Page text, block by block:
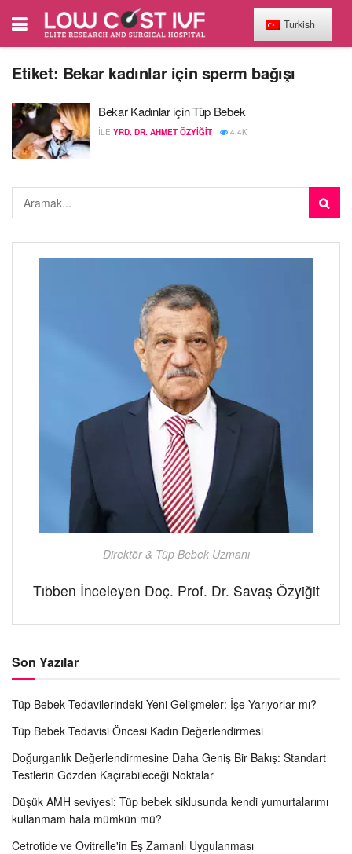
Etiket: Bekar kadınlar için sperm bağışı
Bekar Kadınlar için Tüp Bebek
ILE YRD. DR. AHMET ÖZYIĞIT 4,4K
Direktör & Tüp Bebek Uzmanı
Tıbben İnceleyen Doç. Prof. Dr. Savaş Özyiğit
Son Yazılar
Tüp Bebek Tedavilerindeki Yeni Gelişmeler: İşe Yarıyorlar mı?
Tüp Bebek Tedavisi Öncesi Kadın Değerlendirmesi
Doğurganlık Değerlendirmesine Daha Geniş Bir Bakış: Standart
Testlerin Gözden Kaçırabileceği Noktalar
Düşük AMH seviyesi: Tüp bebek siklusunda kendi yumurtalarımı
kullanmam hala mümkün mü?
Cetrotide ve Ovitrelle'in Eş Zamanlı Uygulanması
Turkish